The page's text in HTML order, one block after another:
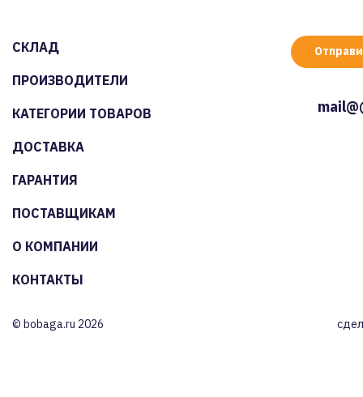
СКЛАД
ПРОИЗВОДИТЕЛИ
КАТЕГОРИИ ТОВАРОВ
ДОСТАВКА
ГАРАНТИЯ
ПОСТАВЩИКАМ
О КОМПАНИИ
КОНТАКТЫ
© bobaga.ru 2026